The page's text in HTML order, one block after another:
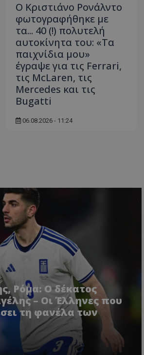
Ο Κριστιάνο Ρονάλντο
φωτογραφήθηκε με
τα... 40 (!) πολυτελή
αυτοκίνητα του: «Τα
παιχνίδια μου»
έγραψε για τις Ferrari,
τις McLaren, τις
Mercedes και τις
Bugatti
06.08.2026 - 11:24
Ρόμα: Ο δέκατος
– Οι Έλληνες που
τη φανέλα των